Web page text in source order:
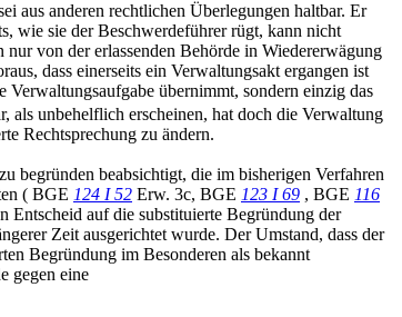
aus anderen rechtlichen Überlegungen haltbar. Er
wie sie der Beschwerdeführer rügt, kann nicht
von der erlassenden Behörde in Wiedererwägung
dass einerseits ein Verwaltungsakt ergangen ist
Verwaltungsaufgabe übernimmt, sondern einzig das
als unbehelflich erscheinen, hat doch die Verwaltung
Rechtsprechung zu ändern.
begründen beabsichtigt, die im bisherigen Verfahren
( BGE 124 I 52 Erw. 3c, BGE 123 I 69 , BGE 116
Entscheid auf die substituierte Begründung der
Zeit ausgerichtet wurde. Der Umstand, dass der
Begründung im Besonderen als bekannt
gegen eine